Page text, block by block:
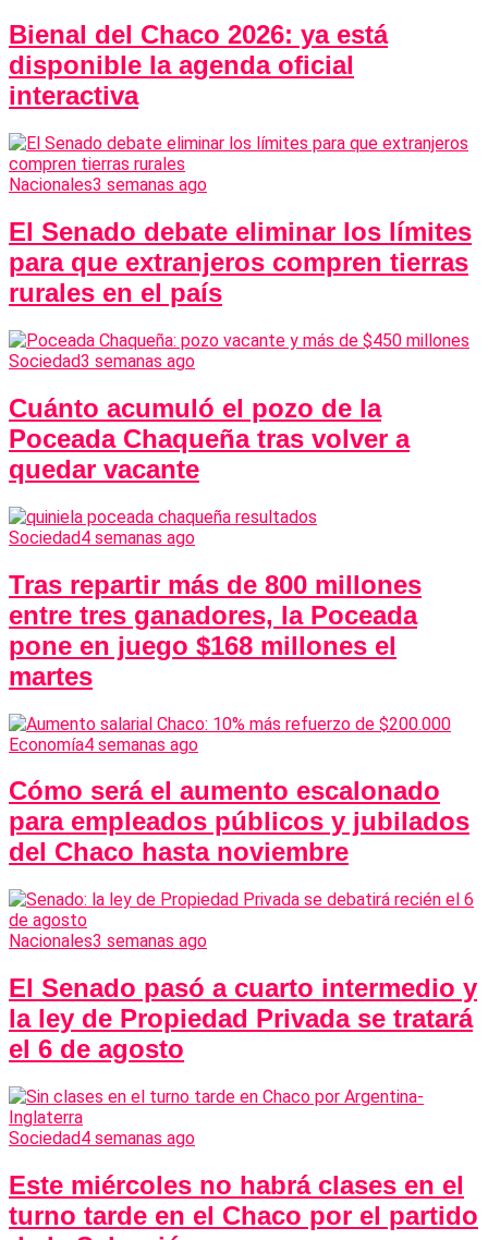
Bienal del Chaco 2026: ya está
disponible la agenda oficial
interactiva
Nacionales3 semanas ago
El Senado debate eliminar los límites
para que extranjeros compren tierras
rurales en el país
Sociedad3 semanas ago
Cuánto acumuló el pozo de la
Poceada Chaqueña tras volver a
quedar vacante
Sociedad4 semanas ago
Tras repartir más de 800 millones
entre tres ganadores, la Poceada
pone en juego $168 millones el
martes
Economía4 semanas ago
Cómo será el aumento escalonado
para empleados públicos y jubilados
del Chaco hasta noviembre
Nacionales3 semanas ago
El Senado pasó a cuarto intermedio y
la ley de Propiedad Privada se tratará
el 6 de agosto
Sociedad4 semanas ago
Este miércoles no habrá clases en el
turno tarde en el Chaco por el partido